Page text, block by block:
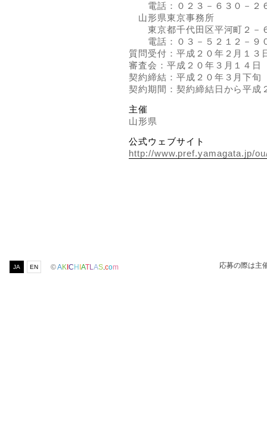
電話：０２３－６３０－２
山形県東京事務所
東京都千代田区平河町２－
電話：０３－５２１２－９
質問受付：平成２０年２月１３
審査会：平成２０年３月１４日
契約締結：平成２０年３月下旬
契約期間：契約締結日から平成
主催
山形県
公式ウェブサイト
http://www.pref.yamagata.jp/
JA EN ©AKICHIATL AS com 応募の際は主